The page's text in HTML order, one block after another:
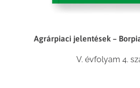
Agrárpiaci jelentések –
V. évfolyam 4.